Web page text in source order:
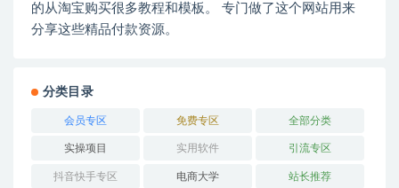
的从淘宝购买很多教程和模板。 专门做了这个网站用来
分享这些精品付款资源。
分类目录
会员专区 免费专区 全部分类
实操项目 实用软件 引流专区
抖音快手专区 电商大学 站长推荐